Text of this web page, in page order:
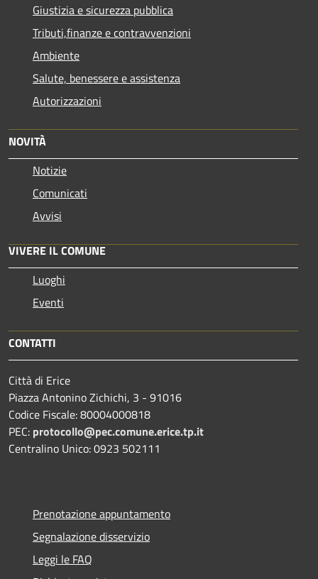
Giustizia e sicurezza pubblica
Tributi,finanze e contravvenzioni
Ambiente
Salute, benessere e assistenza
Autorizzazioni
NOVITÀ
Notizie
Comunicati
Avvisi
VIVERE IL COMUNE
Luoghi
Eventi
CONTATTI
Città di Erice
Piazza Antonino Zichichi, 3 - 91016
Codice Fiscale: 80004000818
PEC: protocollo@pec.comune.erice.tp.it
Centralino Unico: 0923 502111
Prenotazione appuntamento
Segnalazione disservizio
Leggi le FAQ